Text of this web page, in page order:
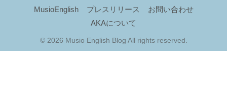
MusioEnglish プレスリリース
お問い合わせ
AKAについて
© 2026 Musio English Blog All rights reserved.